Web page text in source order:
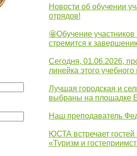
Новости об обучении
отрядов!
🤩Обучение участников
стремится к
Сегодня, 01.06.2026,
линейка этого учебного
Лучшая городская и
выбраны на площадке
Наш преподаватель
ЮСТА встречает гостей
«Туризм и